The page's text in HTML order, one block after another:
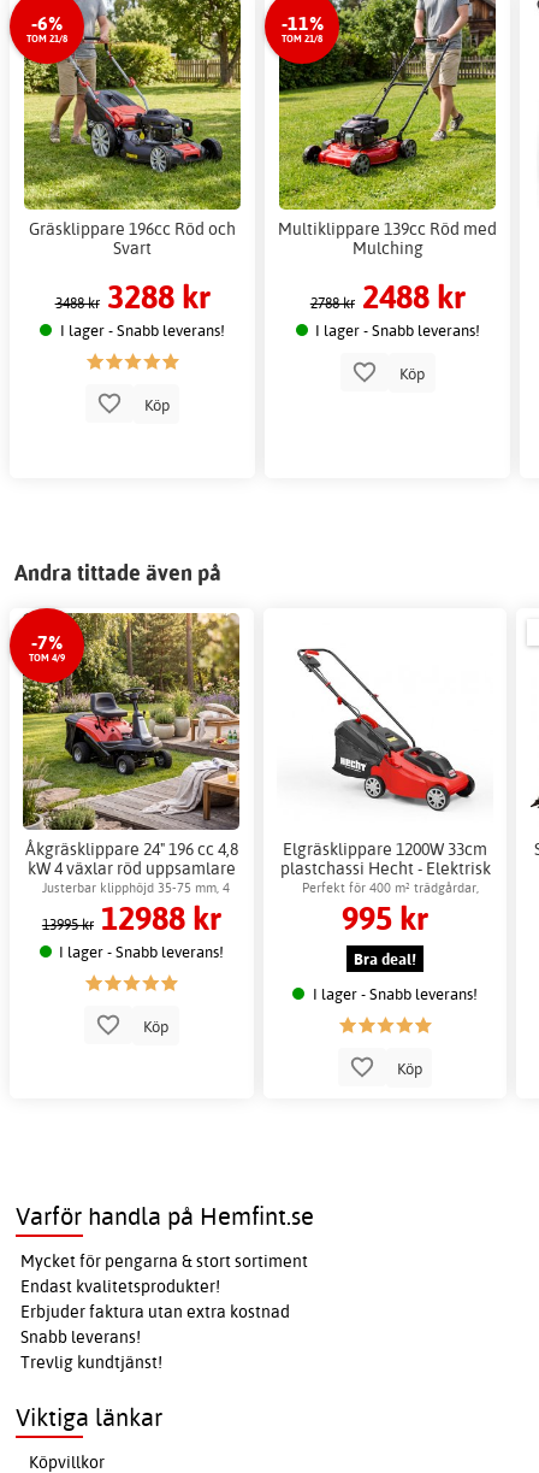
-6%
TOM 21/8
Gräsklippare 196cc Röd och
Svart
3488 kr 3288 kr
I lager - Snabb leverans!
Köp
-11%
TOM 21/8
Multiklippare 139cc Röd med
Mulching
2788 kr 2488 kr
I lager - Snabb leverans!
Köp
Andra tittade även på
-7%
TOM 4/9
Åkgräsklippare 24" 196 cc 4,8
kW 4 växlar röd uppsamlare
150L
Justerbar klipphöjd 35-75 mm, 4
växlar
13995 kr 12988 kr
I lager - Snabb leverans!
Köp
Elgräsklippare 1200W 33cm
plastchassi Hecht - Elektrisk
motor
Perfekt för 400 m² trädgårdar,
justerbar höjd
995 kr
Bra deal!
I lager - Snabb leverans!
Köp
Varför handla på Hemfint.se
Mycket för pengarna & stort sortiment
Endast kvalitetsprodukter!
Erbjuder faktura utan extra kostnad
Snabb leverans!
Trevlig kundtjänst!
Viktiga länkar
Köpvillkor